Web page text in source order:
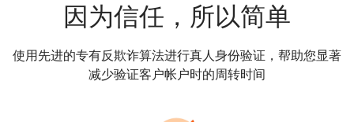
因为信任，所以简单
使用先进的专有反欺诈算法进行真人身份验证，帮助您显著
减少验证客户帐户时的周转时间